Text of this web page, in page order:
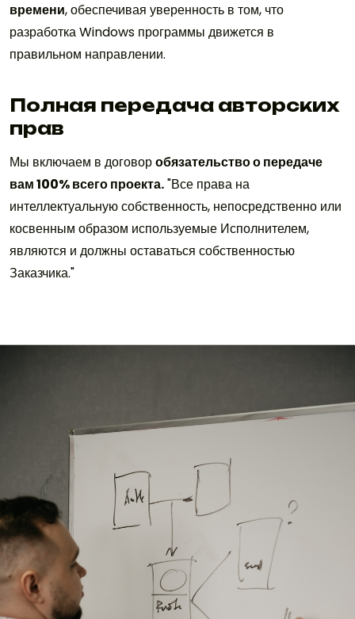
времени, обеспечивая уверенность в том, что
разработка Windows программы движется в
правильном направлении.
Полная передача авторских
прав
Мы включаем в договоробязательство о передаче
вам 100% всего проекта."Все права на
интеллектуальную собственность, непосредственно или
косвенным образом используемые Исполнителем,
являются и должны оставаться собственностью
Заказчика."